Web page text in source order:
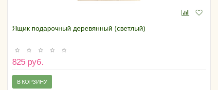
Ящик подарочный деревянный (светлый)
825 руб.
В КОРЗИНУ